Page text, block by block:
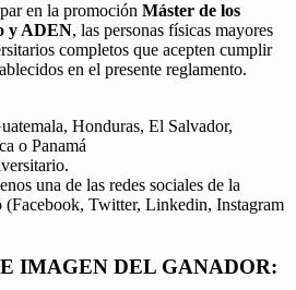
en la promoción Máster de los
y ADEN, las personas físicas mayores
completos que acepten cumplir
en el presente reglamento.
Honduras, El Salvador,
o Panamá
una de las redes sociales de la
Twitter, Linkedin, Instagram
IMAGEN DEL GANADOR: